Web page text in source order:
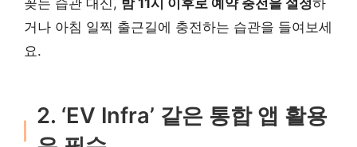
꽂는 습관 대신, 밤 11시 이후로 예약 충전을 설정하
거나 아침 일찍 출근길에 충전하는 습관을 들여보세
요.
2. ‘EV Infra’ 같은 통합 앱 활용